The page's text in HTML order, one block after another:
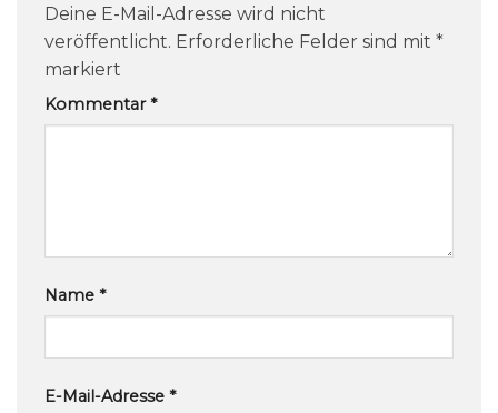
Deine E-Mail-Adresse wird nicht
veröffentlicht. Erforderliche Felder sind mit *
markiert
Kommentar*
Name *
E-Mail-Adresse *